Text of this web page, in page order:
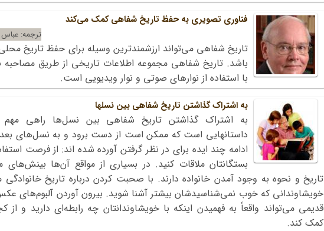
فناوری تصویری به حفظ تاریخ شفاهی کمک می‌کند
ترجمه:
تاریخ شفاهی می‌تواند ارزشمندترین وسیله برای حفظ تاریخ
باشد. تاریخ شفاهی مجموعه اطلاعات تاریخی از طریق مصاحبه با
با استفاده از نوارهای صوتی و نوار ویدیویی است.
به اشتراک گذاشتن تاریخ شفاهی بین نسل‏ها
به اشتراک گذاشتن تاریخ شفاهی بین نسل‌ها راهی
داستان‏هایی است که ممکن است از دست برود و به نسل‌های
ادامه چند ایده برای در نظر گرفتن آورده شده اند: از فرصت
بستگانتان ملاقات کنید. در بسیاری از مواقع آن‌ها بینش‌های
تاریخ و نحوه به وجود آمدن خانواده دارند. با صحبت کردن درباره تاریخ خانوادگی
خویشاوندانی که خوب نمی‌شناسیدشان بیشتر آشنا شوید. بیرون آوردن آلبوم‌های
قدیمی می‌تواند واقعاً به فهمیدن اینکه با خویشاوندانتان چه رابطه‌ای دارید و از
کمک کند.